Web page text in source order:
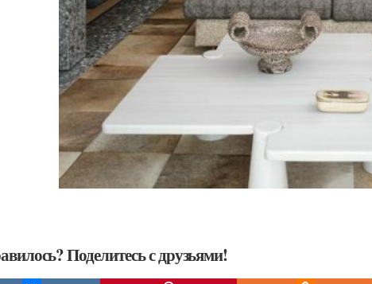
Поделитесь с друзьями!